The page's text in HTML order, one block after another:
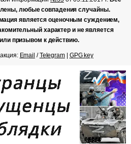
любые совпадения случайны.
является оценочным суждением,
характер и не является
призывом к действию.
Email /Telegram| GPG key